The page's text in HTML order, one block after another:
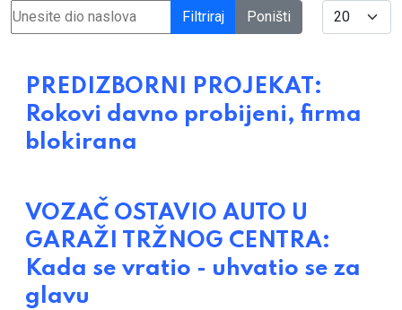
Unesite dio naslova Filtriraj Poništi Display #
PREDIZBORNI PROJEKAT:
Rokovi davno probijeni, firma
blokirana
VOZAČ OSTAVIO AUTO U
GARAŽI TRŽNOG CENTRA:
Kada se vratio - uhvatio se za
glavu